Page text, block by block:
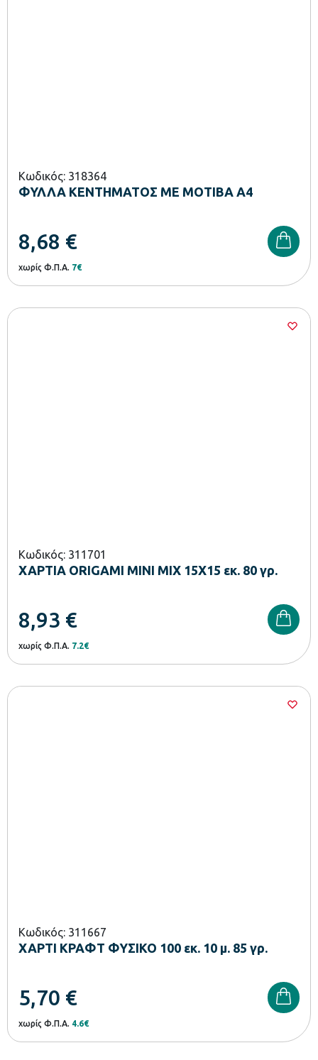
Κωδικός: 318364
ΦΥΛΛΑ ΚΕΝΤΗΜΑΤΟΣ ΜΕ ΜΟΤΙΒΑ Α4
8,68 €
χωρίς Φ.Π.Α. 7€
Κωδικός: 311701
ΧΑΡΤΙΑ ORIGAMI ΜΙΝΙ ΜΙΧ 15X15 εκ. 80 γρ.
8,93 €
χωρίς Φ.Π.Α. 7.2€
Κωδικός: 311667
ΧΑΡΤΙ ΚΡΑΦΤ ΦΥΣΙΚΟ 100 εκ. 10 μ. 85 γρ.
5,70 €
χωρίς Φ.Π.Α. 4.6€